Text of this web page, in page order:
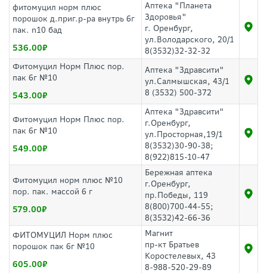
фитомуцил норм плюс
порошок д.приг.р-ра внутрь 6г
пак. n10 бад
536.00
Аптека "Планета
Здоровья"
г. Оренбург,
ул.Володарского, 20/1
8(3532)32-32-32
Фитомуцил Норм Плюс пор.
пак 6г №10
543.00
Аптека "Здравсити"
ул.Салмышская, 43/1
8 (3532) 500-372
Фитомуцил Норм Плюс пор.
пак 6г №10
549.00
Аптека "Здравсити"
г.Оренбург,
ул.Просторная,19/1
8(3532)30-90-38;
8(922)815-10-47
Фитомуцил норм плюс №10
пор. пак. массой 6 г
579.00
Бережная аптека
г.Оренбург,
пр.Победы, 119
8(800)700-44-55;
8(3532)42-66-36
ФИТОМУЦИЛ Норм плюс
порошок пак 6г №10
605.00
Магнит
пр-кт Братьев
Коростелевых, 43
8-988-520-29-89